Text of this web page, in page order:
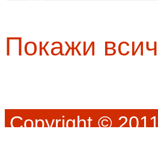
Покажи
Copyright ©